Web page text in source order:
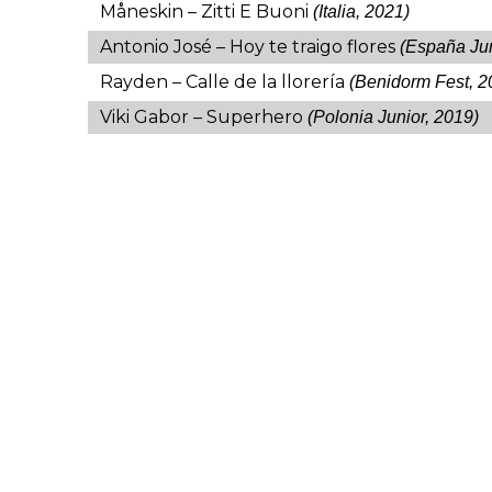
Måneskin – Zitti E Buoni(Italia, 2021)
Antonio José – Hoy te traigo flores(España
Rayden – Calle de la llorería(Benidorm Fest,
Viki Gabor – Superhero(Polonia Junior, 2019)